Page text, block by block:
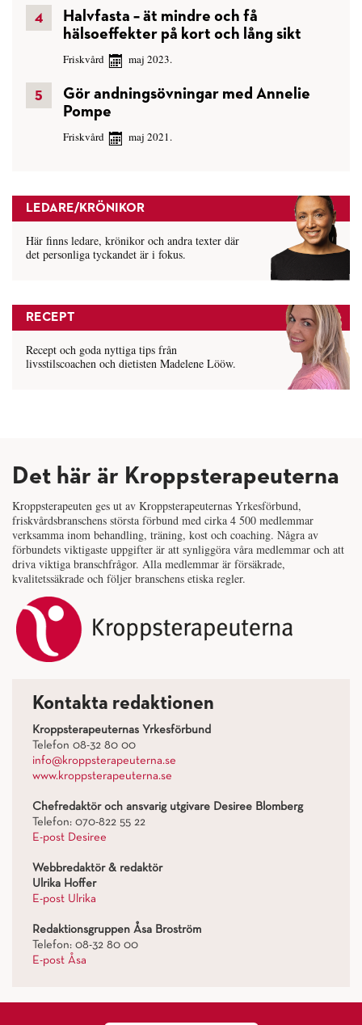
Halvfasta – ät mindre och få
hälsoeffekter på kort och lång sikt
Friskvård maj 2023.
Gör andningsövningar med Annelie
Pompe
Friskvård maj 2021.
LEDARE/KRÖNIKOR
Här finns ledare, krönikor och andra texter där
det personliga tyckandet är i fokus.
RECEPT
Recept och goda nyttiga tips från
livsstilscoachen och dietisten Madelene Lööw.
Det här är Kroppsterapeuterna
Kroppsterapeuten ges ut av Kroppsterapeuternas Yrkesförbund,
friskvårdsbranschens största förbund med cirka 4 500 medlemmar
verksamma inom behandling, träning, kost och coaching. Några av
förbundets viktigaste uppgifter är att synliggöra våra medlemmar och att
driva viktiga branschfrågor. Alla medlemmar är försäkrade,
kvalitetssäkrade och följer branschens etiska regler.
Kontakta redaktionen
Kroppsterapeuternas Yrkesförbund
Telefon 08-32 80 00
info@kroppsterapeuterna.se
www.kroppsterapeuterna.se
Chefredaktör och ansvarig utgivare Desiree Blomberg
Telefon: 070-822 55 22
E-post Desiree
Webbredaktör & redaktör
Ulrika Hoffer
E-post Ulrika
Redaktionsgruppen Åsa Broström
Telefon: 08-32 80 00
E-post Åsa